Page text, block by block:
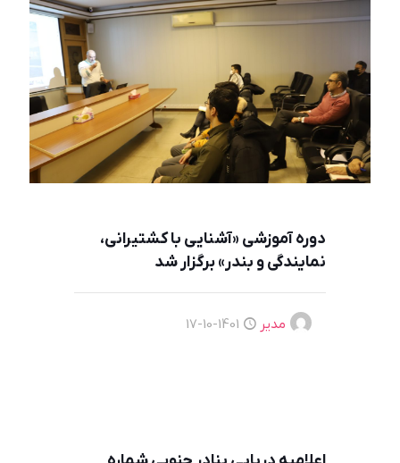
دوره آموزشی «آشنایی با کشتیرانی،
نمایندگی و بندر» برگزار شد
مدیر 1401-10-17